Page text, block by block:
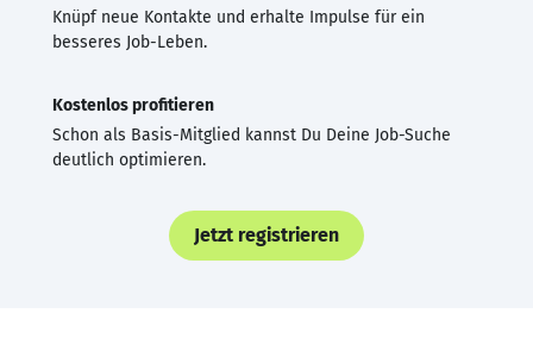
Knüpf neue Kontakte und erhalte Impulse für ein
besseres Job-Leben.
Kostenlos profitieren
Schon als Basis-Mitglied kannst Du Deine Job-Suche
deutlich optimieren.
Jetzt registrieren